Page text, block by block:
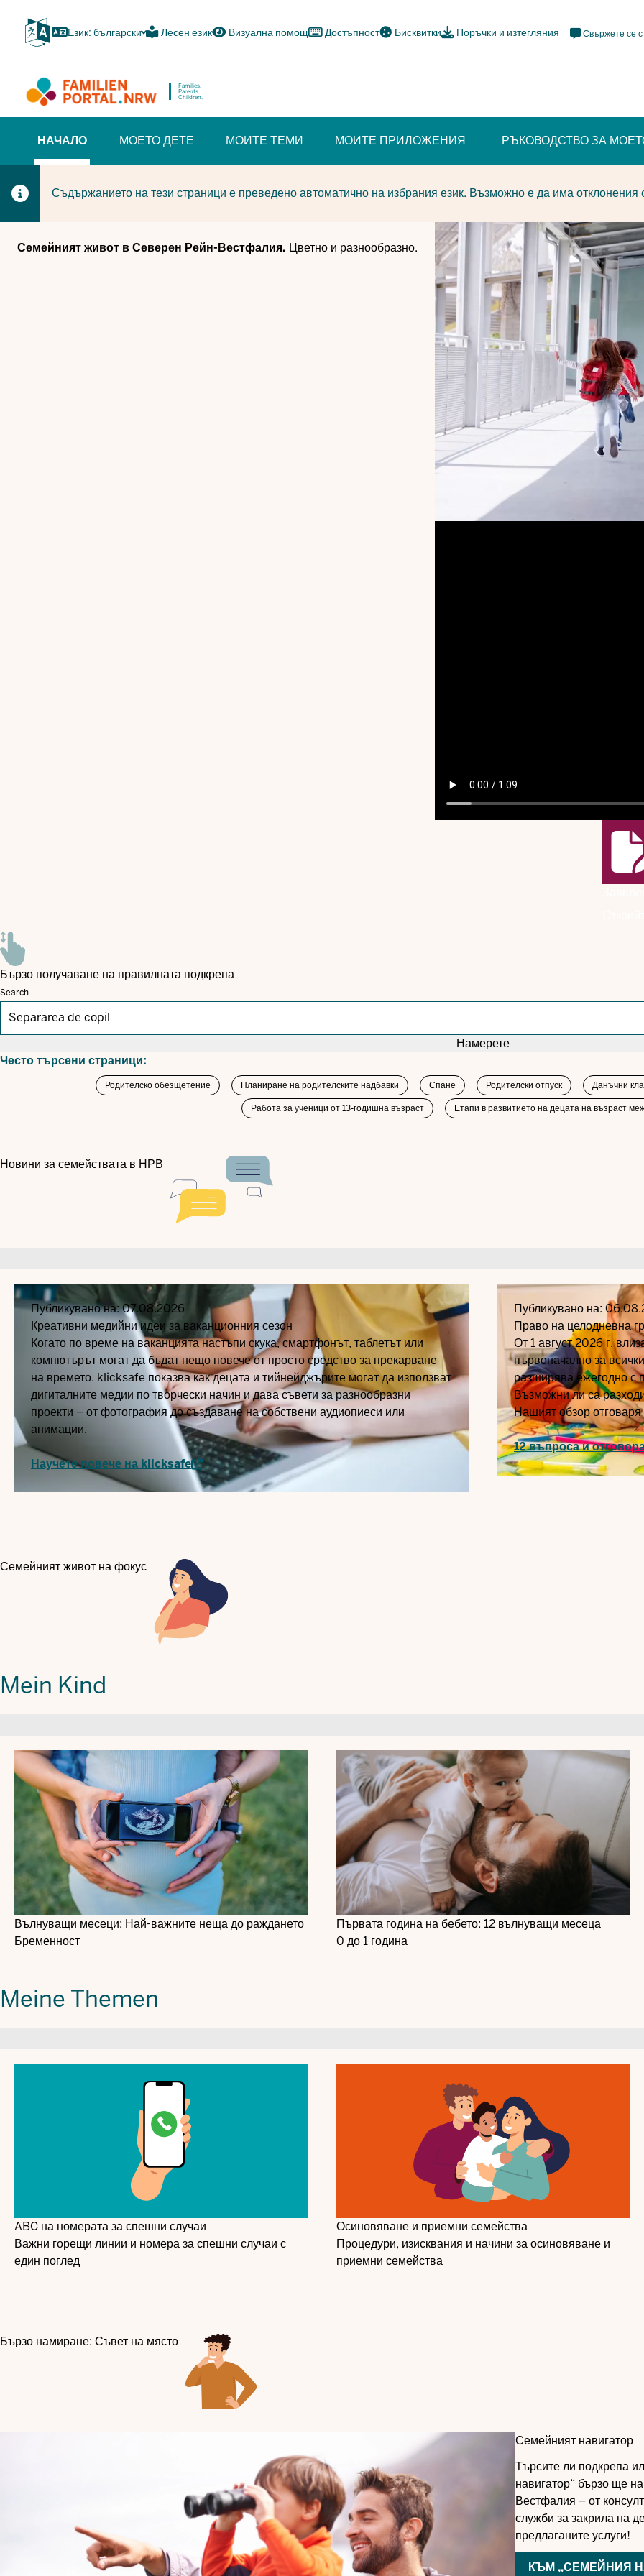
main
Език: български Лесен език Визуална помощ Достъпност Бисквитки Поръчки и изтегляния
Meta
Social
Свържете се с
Families.
Parents.
Children.
(BÜRGERBEREICH)
НАЧАЛО
МОЕТО ДЕТЕ МОИТЕ ТЕМИ МОИТЕ ПРИЛОЖЕНИЯ РЪКОВОДСТВО ЗА
Съдържанието на тези страници е преведено автоматично на избрания език. Възможно е да има отклонения
Семейният живот в Северен Рейн-Вестфалия. Цветно и разнообразно.
Бързо получаване на правилната подкрепа
Search
Намерете
Често търсени страници:
Родителско обезщетение Планиране на родителските надбавки Спане Родителски отпуск Данъчни
Работа за ученици от 13-годишна възраст
Етапи в развитието на децата на възраст
Новини за семействата в НРВ
Публикувано на:07.08.2026
Креативни медийни идеи за ваканционния сезон
Когато по време на ваканцията настъпи скука, смартфонът, таблетът или
компютърът могат да бъдат нещо повече от просто средство за прекарване
на времето. klicksafe показва как децата и тийнейджърите могат да използват
дигиталните медии по творчески начин и дава съвети за разнообразни
проекти – от фотография до създаване на собствени аудиопиеси или
анимации.
Научете повече на klicksafe
Публикувано на:
Право на целодневна
От 1 август 2026 г.
първоначално за
разширява ежегодно с
Възможни ли са
Нашият обзор
12 въпроса и
Семейният живот на фокус
Mein Kind
Вълнуващи месеци: Най-важните неща до раждането
Бременност
Първата година на бебето: 12 вълнуващи месеца
0 до 1 година
Meine Themen
ABC на номерата за спешни случаи
Важни горещи линии и номера за спешни случаи с
един поглед
Осиновяване и приемни семейства
Процедури, изисквания и начини за осиновяване и
приемни семейства
Бързо намиране: Съвет на място
Семейният навигатор
Търсите ли подкрепа
навигатор“ бързо ще
Вестфалия – от
служби за закрила на
предлаганите услуги!
КЪМ „СЕМЕЙНИЯ